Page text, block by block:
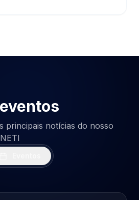
principais notícias do nosso